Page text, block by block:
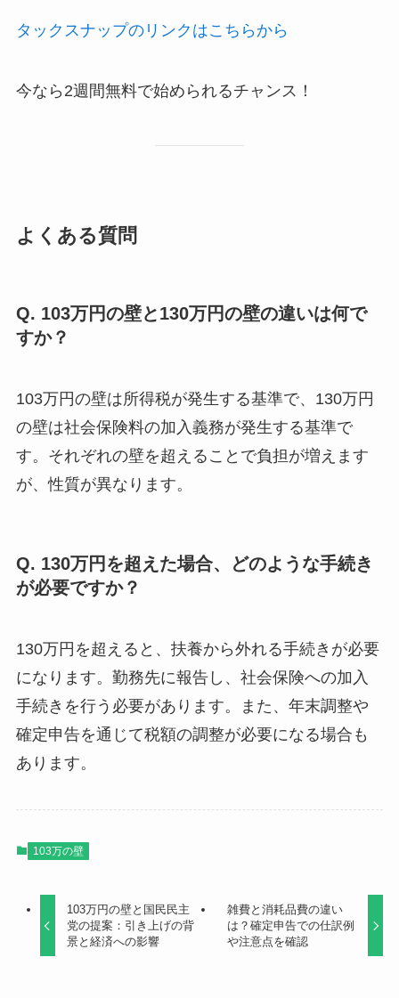
タックスナップのリンクはこちらから
今なら2週間無料で始められるチャンス！
よくある質問
Q. 103万円の壁と130万円の壁の違いは何で
すか？
103万円の壁は所得税が発生する基準で、130万円
の壁は社会保険料の加入義務が発生する基準で
す。それぞれの壁を超えることで負担が増えます
が、性質が異なります。
Q. 130万円を超えた場合、どのような手続き
が必要ですか？
130万円を超えると、扶養から外れる手続きが必要
になります。勤務先に報告し、社会保険への加入
手続きを行う必要があります。また、年末調整や
確定申告を通じて税額の調整が必要になる場合も
あります。
103万の壁
103万円の壁と国民民主
党の提案：引き上げの背
景と経済への影響
雑費と消耗品費の違い
は？確定申告での仕訳例
や注意点を確認